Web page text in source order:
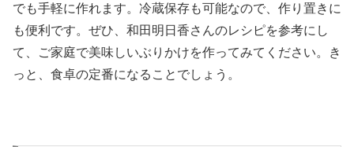
でも手軽に作れます。冷蔵保存も可能なので、作り置きに
も便利です。ぜひ、和田明日香さんのレシピを参考にし
て、ご家庭で美味しいぶりかけを作ってみてください。き
っと、食卓の定番になることでしょう。